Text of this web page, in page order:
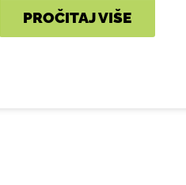
PROČITAJ VIŠE